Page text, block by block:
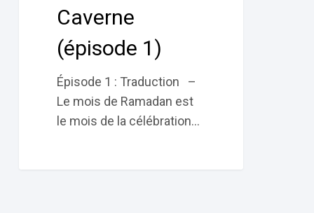
Caverne
(épisode 1)
Épisode 1 : Traduction –
Le mois de Ramadan est
le mois de la célébration…